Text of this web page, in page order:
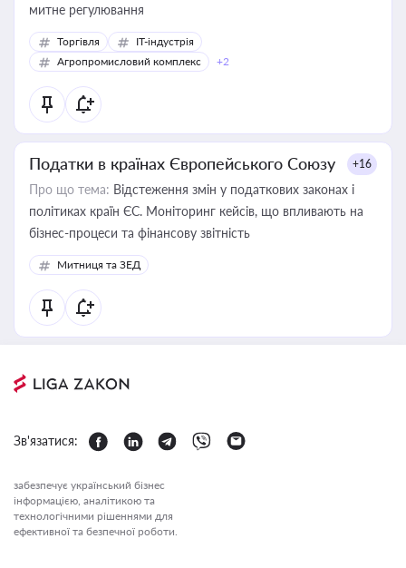
митне регулювання
Торгівля
IT-індустрія
Агропромисловий комплекс
+2
Податки в країнах Європейського Союзу +16
Про що тема: Відстеження змін у податкових законах і
політиках країн ЄС. Моніторинг кейсів, що впливають на
бізнес-процеси та фінансову звітність
Митниця та ЗЕД
Зв'язатися:
забезпечує український бізнес
інформацією, аналітикою та
технологічними рішеннями для
ефективної та безпечної роботи.